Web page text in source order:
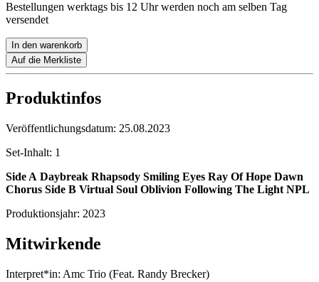
Bestellungen werktags bis 12 Uhr werden noch am selben Tag
versendet
In den warenkorb
Auf die Merkliste
Produktinfos
Veröffentlichungsdatum: 25.08.2023
Set-Inhalt: 1
Side A Daybreak Rhapsody Smiling Eyes Ray Of Hope Dawn
Chorus Side B Virtual Soul Oblivion Following The Light NPL
Produktionsjahr: 2023
Mitwirkende
Interpret*in: Amc Trio (Feat. Randy Brecker)